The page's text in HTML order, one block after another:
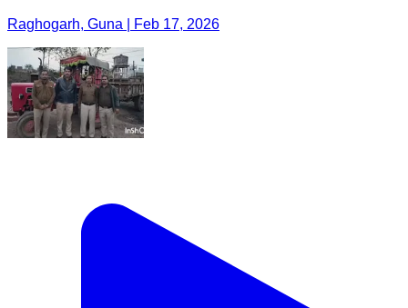
Raghogarh, Guna | Feb 17, 2026